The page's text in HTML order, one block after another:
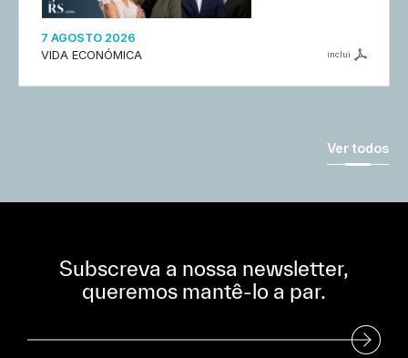
7 AGOSTO 2026
VIDA ECONÓMICA
inclui
Ver todos
Subscreva a nossa newsletter,
queremos mantê-lo a par.
Subscreva a nossa Newsletter